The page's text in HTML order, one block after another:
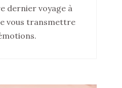
dernier voyage à
vous transmettre